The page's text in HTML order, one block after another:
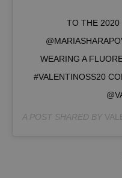
TO THE 2020
WEARING A
#VALENTINOSS20
A POST SHARED BY